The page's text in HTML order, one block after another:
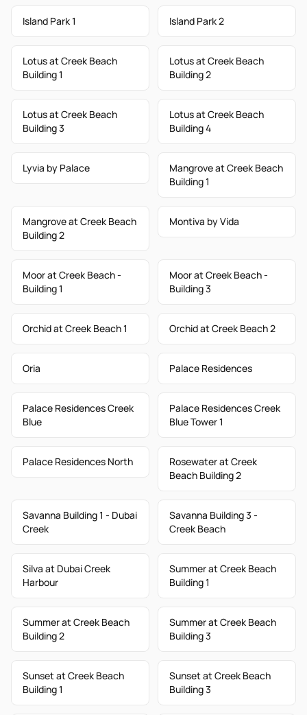
Island Park 1 Island Park 2
Lotus at Creek Beach
Building 1
Lotus at Creek Beach
Building 2
Lotus at Creek Beach
Building 3
Lotus at Creek Beach
Building 4
Lyvia by Palace
Mangrove at Creek Beach
Building 1
Mangrove at Creek Beach
Building 2
Montiva by Vida
Moor at Creek Beach -
Building 1
Moor at Creek Beach -
Building 3
Orchid at Creek Beach 1 Orchid at Creek Beach 2
Oria Palace Residences
Palace Residences Creek
Blue
Palace Residences Creek
Blue Tower 1
Palace Residences North
Rosewater at Creek
Beach Building 2
Savanna Building 1 - Dubai
Creek
Savanna Building 3 -
Creek Beach
Silva at Dubai Creek
Harbour
Summer at Creek Beach
Building 1
Summer at Creek Beach
Building 2
Summer at Creek Beach
Building 3
Sunset at Creek Beach
Building 1
Sunset at Creek Beach
Building 3